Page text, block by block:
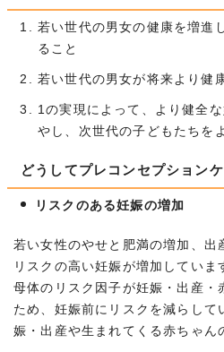
若い世代の男女の健康を増進
ること
若い世代の男女が将来より健
1の実現によって、より健全
やし、次世代の子どもたちを
どうしてプレコンセプション
リスクのある妊娠の増加
若い女性のやせと肥満の増加、出
リスクの高い妊娠が増加していま
母体のリスク因子が妊娠・出産・
ため、妊娠前にリスクを減らして
娠・出産や生まれてくる赤ちゃん